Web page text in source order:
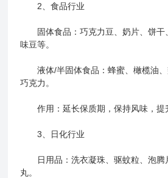
‌2、食品行业‌
固体食品‌：巧克力豆、奶片、饼干
味豆等。
液体/半固体食品‌：蜂蜜、橄榄油、
巧克力。
作用‌：延长保质期，保持风味，提
‌3、日化行业‌
日用品‌：洗衣凝珠、驱蚊粒、泡腾
丸。